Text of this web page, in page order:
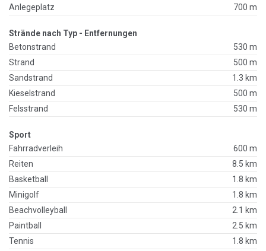
Anlegeplatz
700 m
Strände nach Typ - Entfernungen
Betonstrand
530 m
Strand
500 m
Sandstrand
1.3 km
Kieselstrand
500 m
Felsstrand
530 m
Sport
Fahrradverleih
600 m
Reiten
8.5 km
Basketball
1.8 km
Minigolf
1.8 km
Beachvolleyball
2.1 km
Paintball
2.5 km
Tennis
1.8 km